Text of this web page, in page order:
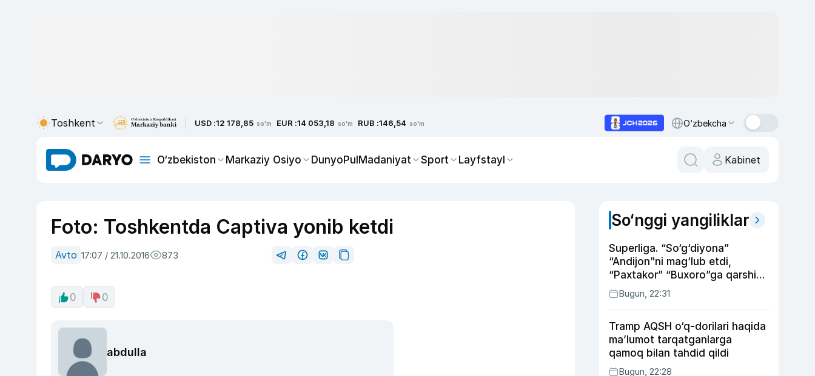
Toshkent USD :12 178,85 so'm EUR :14 053,18 so'm RUB :146,54 so'm O‘zbekcha
O‘zbekiston Markaziy Osiyo DunyoPulMadaniyat Sport Layfstayl Kabinet
Foto: Toshkentda Captiva yonib ketdi
Avto 17:07 / 21.10.2016 873
0 0
abdulla
So‘nggi yangiliklar
Superliga. “So‘g‘diyona”
“Andijon”ni mag‘lub etdi,
“Paxtakor” “Buxoro”ga qarshi
bahsda g‘alabani qo‘ldan
chiqardi
Bugun, 22:31
Tramp AQSH o‘q-dorilari haqida
ma’lumot tarqatganlarga
qamoq bilan tahdid qildi
Bugun, 22:28